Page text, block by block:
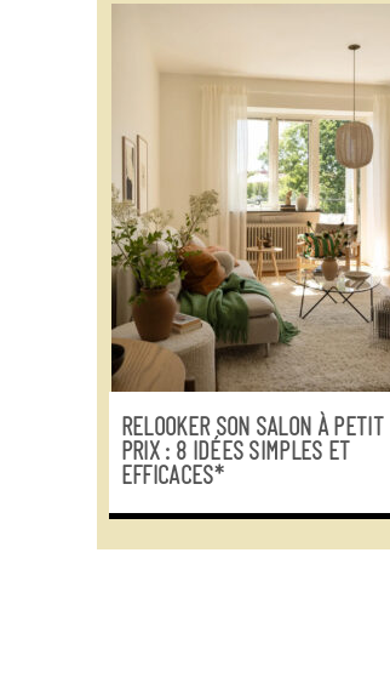
RELOOKER SON SALON À PETIT
PRIX : 8 IDÉES SIMPLES ET
EFFICACES*